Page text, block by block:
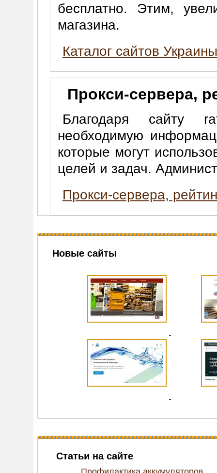
Новые сайты
бесплатно. Этим,
магазина.
Каталог сайтов Украины
Прокси-сервера,
Благодаря сайту
необходимую
которые могут
целей и задач.
Прокси-сервера,
Статьи на сайте